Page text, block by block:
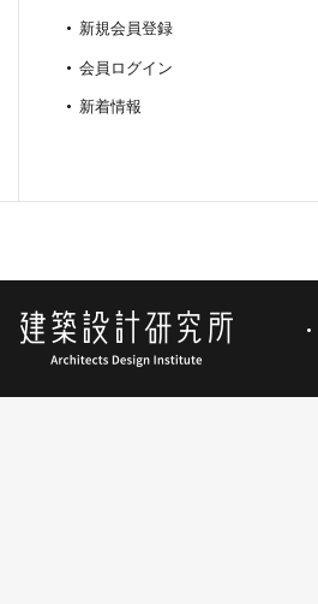
新規会員登録
会員ログイン
新着情報